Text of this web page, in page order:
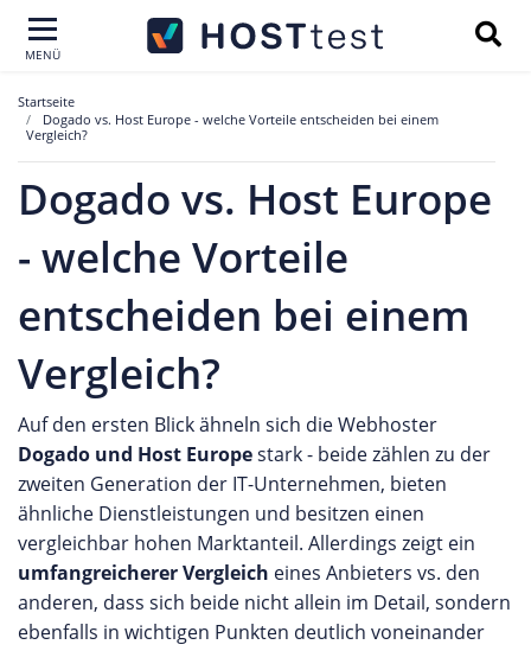
MENÜ
Startseite
Dogado vs. Host Europe - welche Vorteile entscheiden bei einem
Vergleich?
Dogado vs. Host Europe
- welche Vorteile
entscheiden bei einem
Vergleich?
Auf den ersten Blick ähneln sich die Webhoster
Dogado und Host Europestark - beide zählen zu der
zweiten Generation der IT-Unternehmen, bieten
ähnliche Dienstleistungen und besitzen einen
vergleichbar hohen Marktanteil. Allerdings zeigt ein
umfangreicherer Vergleich eines Anbieters vs. den
anderen, dass sich beide nicht allein im Detail, sondern
ebenfalls in wichtigen Punkten deutlich voneinander